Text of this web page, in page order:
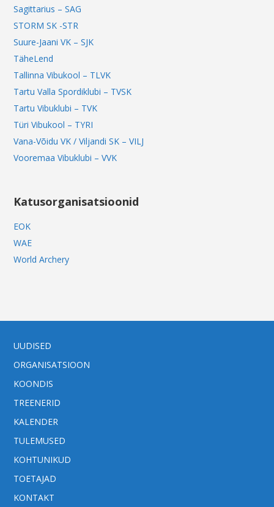
Sagittarius – SAG
STORM SK -STR
Suure-Jaani VK – SJK
TäheLend
Tallinna Vibukool – TLVK
Tartu Valla Spordiklubi – TVSK
Tartu Vibuklubi – TVK
Türi Vibukool – TYRI
Vana-Võidu VK / Viljandi SK – VILJ
Vooremaa Vibuklubi – VVK
Katusorganisatsioonid
EOK
WAE
World Archery
UUDISED
ORGANISATSIOON
KOONDIS
TREENERID
KALENDER
TULEMUSED
KOHTUNIKUD
TOETAJAD
KONTAKT